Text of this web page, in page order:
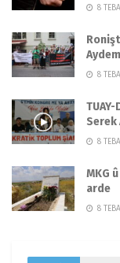
8
8
Serek
8
MKG
arde
8